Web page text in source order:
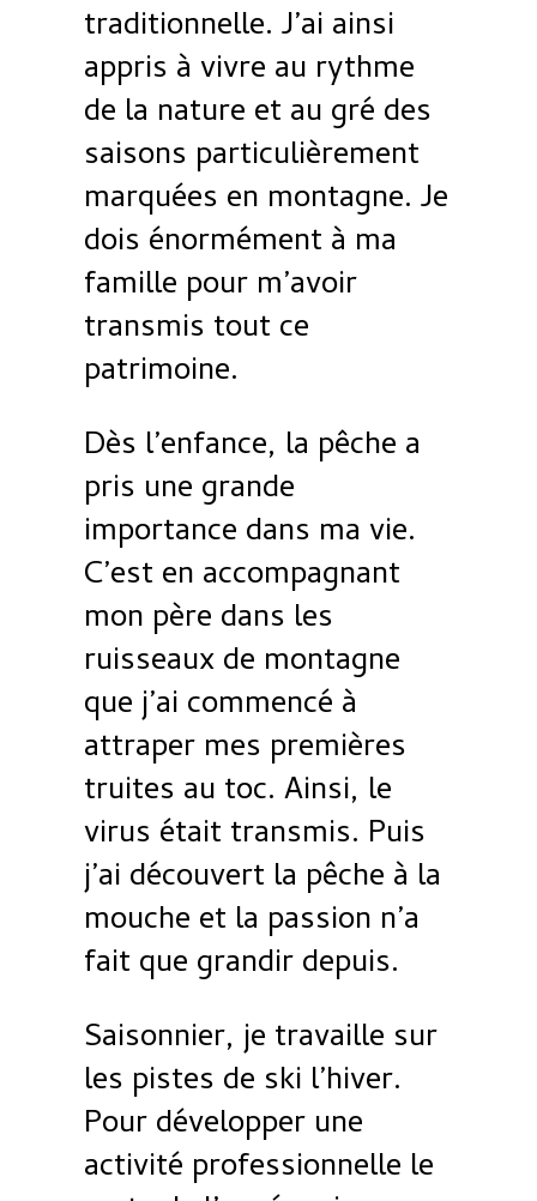
traditionnelle. J’ai ainsi
appris à vivre au rythme
de la nature et au gré des
saisons particulièrement
marquées en montagne. Je
dois énormément à ma
famille pour m’avoir
transmis tout ce
patrimoine.
Dès l’enfance, la pêche a
pris une grande
importance dans ma vie.
C’est en accompagnant
mon père dans les
ruisseaux de montagne
que j’ai commencé à
attraper mes premières
truites au toc. Ainsi, le
virus était transmis. Puis
j’ai découvert la pêche à la
mouche et la passion n’a
fait que grandir depuis.
Saisonnier, je travaille sur
les pistes de ski l’hiver.
Pour développer une
activité professionnelle le